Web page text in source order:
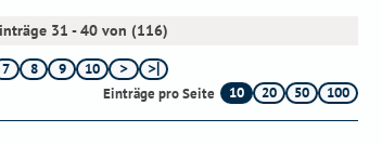
31 - 40 von (116)
7 8 9
10
Einträge pro Seite
10 20 50 100